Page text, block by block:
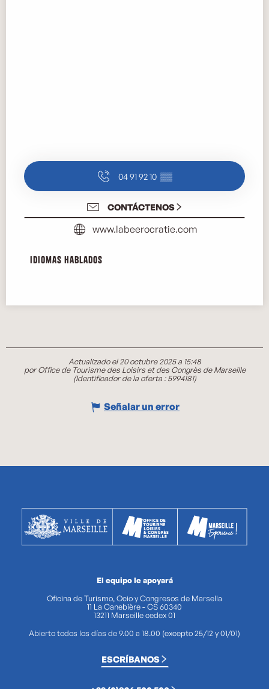
04 91 92 10 ▒▒
CONTÁCTENOS
www.labeerocratie.com
Idiomas hablados
Idiomas hablados
Actualizado el 20 octubre 2025 a 15:48
por Office de Tourisme des Loisirs et des Congrès de Marseille
(Identificador de la oferta :5994181)
Señalar un error
El equipo le apoyará
Oficina de Turismo, Ocio y Congresos de Marsella
11 La Canebière - CS 60340
13211 Marseille cedex 01
Abierto todos los días de 9.00 a 18.00 (excepto 25/12 y 01/01)
ESCRÍBANOS